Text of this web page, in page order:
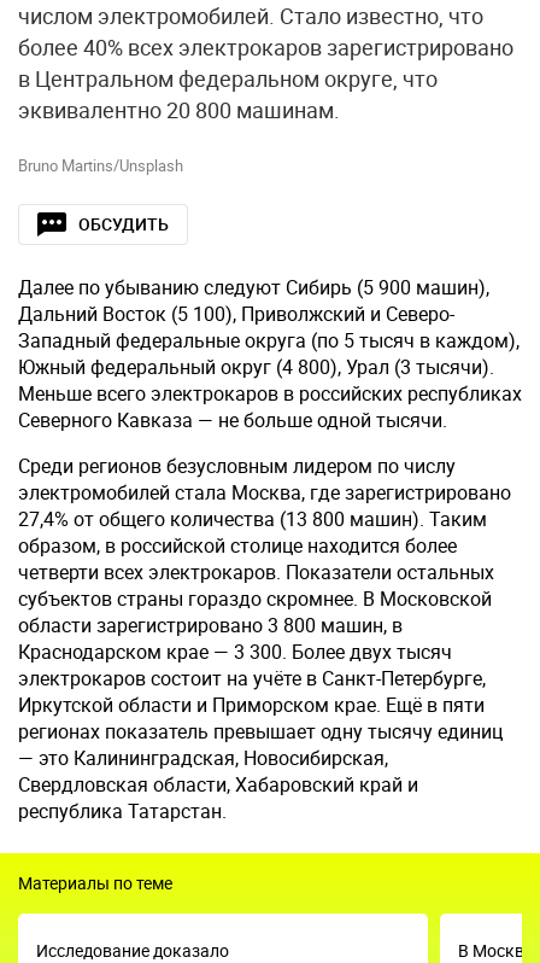
числом электромобилей. Стало известно, что
более 40% всех электрокаров зарегистрировано
в Центральном федеральном округе, что
эквивалентно 20 800 машинам.
Bruno Martins/Unsplash
ОБСУДИТЬ
Далее по убыванию следуют Сибирь (5 900 машин),
Дальний Восток (5 100), Приволжский и Северо-
Западный федеральные округа (по 5 тысяч в каждом),
Южный федеральный округ (4 800), Урал (3 тысячи).
Меньше всего электрокаров в российских республиках
Северного Кавказа — не больше одной тысячи.
Среди регионов безусловным лидером по числу
электромобилей стала Москва, где зарегистрировано
27,4% от общего количества (13 800 машин). Таким
образом, в российской столице находится более
четверти всех электрокаров. Показатели остальных
субъектов страны гораздо скромнее. В Московской
области зарегистрировано 3 800 машин, в
Краснодарском крае — 3 300. Более двух тысяч
электрокаров состоит на учёте в Санкт-Петербурге,
Иркутской области и Приморском крае. Ещё в пяти
регионах показатель превышает одну тысячу единиц
— это Калининградская, Новосибирская,
Свердловская области, Хабаровский край и
республика Татарстан.
Материалы по теме
Исследование доказало
В Москве